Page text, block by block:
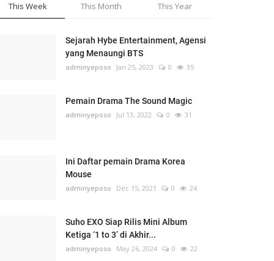
This Week This Month This Year
Sejarah Hybe Entertainment, Agensi
yang Menaungi BTS
adminyeposo Jan 25, 2023 0 35
Pemain Drama The Sound Magic
adminyeposo Jul 13, 2022 0 31
Ini Daftar pemain Drama Korea
Mouse
adminyeposo Dec 15, 2021 0 24
Suho EXO Siap Rilis Mini Album
Ketiga ‘1 to 3’ di Akhir...
adminyeposo May 26, 2024 0 22